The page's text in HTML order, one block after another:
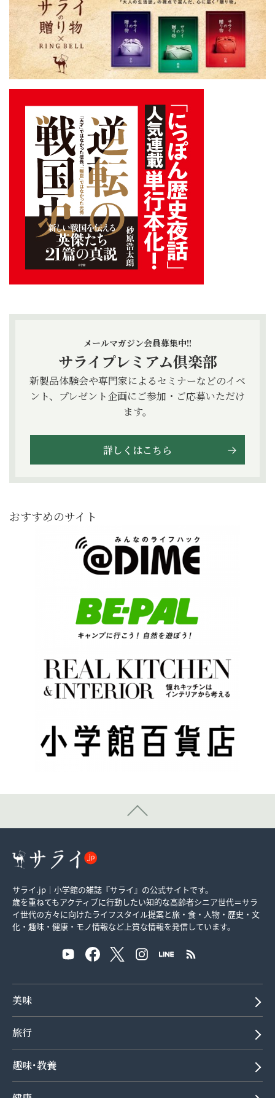
メールマガジン会員募集中!!
サライプレミアム倶楽部
新製品体験会や専門家によるセミナーなどのイベ
ント、プレゼント企画にご参加・ご応募いただけ
ます。
詳しくはこちら
おすすめのサイト
サライ.jp｜小学館の雑誌『サライ』の公式サイトです。
歳を重ねてもアクティブに行動したい知的な高齢者シニア世代＝サラ
イ世代の方々に向けたライフスタイル提案と旅・食・人物・歴史・文
化・趣味・健康・モノ情報など上質な情報を発信しています。
美味
旅行
趣味･教養